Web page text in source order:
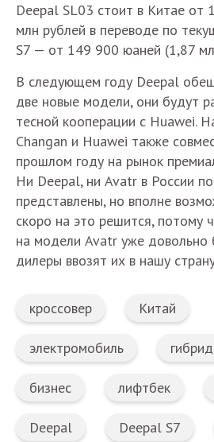
Deepal SL03 стоит в Китае от
млн рублей в переводе по
S7 — от 149 900 юаней (1,87
В следующем году Deepal
две новые модели, они будут
тесной кооперации с Huawei.
Changan и Huawei также
прошлом году на рынок
Ни Deepal, ни Avatr в России
представлены, но вполне
скоро на это решится, потому
на модели Avatr уже довольно
дилеры ввозят их в нашу
кроссовер Китай
электромобиль
бизнес лифтбек
Deepal Deepal S7